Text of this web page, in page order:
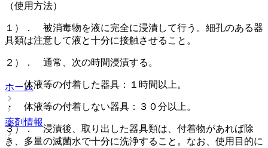
（使用方法）
１）． 被消毒物を液に完全に浸漬して行う。細孔のある器
具類は注意して液と十分に接触させること。
２）． 通常、次の時間浸漬する。
・ 体液等の付着した器具：１時間以上。
・ 体液等の付着しない器具：３０分以上。
３）． 浸漬後、取り出した器具類は、付着物があれば除
き、多量の滅菌水で十分に洗浄すること。なお、使用目的に
ホーム
薬剤情報